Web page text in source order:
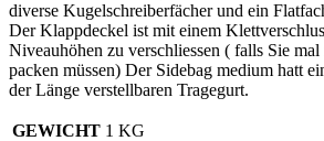
diverse Kugelschreiberfächer und ein
Der Klappdeckel ist mit einem
Niveauhöhen zu verschliessen ( falls Sie
packen müssen) Der Sidebag medium hatt
der Länge verstellbaren Tragegurt.
GEWICHT 1 KG